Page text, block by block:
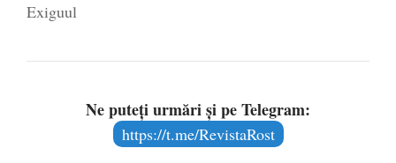
Exiguul
Ne puteți urmări și pe Telegram:
https://t.me/RevistaRost